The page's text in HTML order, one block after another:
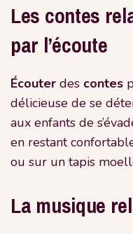
Les contes
par l’écoute
Écouter des contes
délicieuse de se
aux enfants de
en restant
ou sur un tapis
La musique